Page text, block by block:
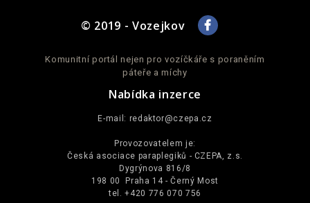
© 2019 - Vozejkov
Komunitní portál nejen pro vozíčkáře s poraněním
páteře a míchy
Nabídka inzerce
E-mail: redaktor@czepa.cz
Provozovatelem je:
Česká asociace paraplegiků - CZEPA, z.s.
Dygrýnova 816/8
198 00 Praha 14 - Černý Most
tel. +420 776 070 756